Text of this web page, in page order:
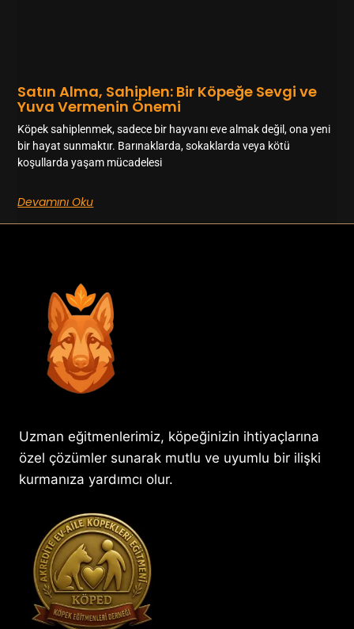
Satın Alma, Sahiplen: Bir Köpeğe Sevgi ve
Yuva Vermenin Önemi
Köpek sahiplenmek, sadece bir hayvanı eve almak değil, ona yeni
bir hayat sunmaktır. Barınaklarda, sokaklarda veya kötü
koşullarda yaşam mücadelesi
Devamını Oku
Uzman eğitmenlerimiz, köpeğinizin ihtiyaçlarına
özel çözümler sunarak mutlu ve uyumlu bir ilişki
kurmanıza yardımcı olur.